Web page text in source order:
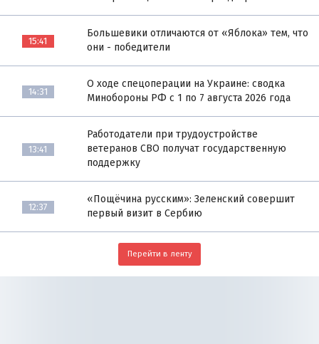
15:41
Большевики отличаются от «Яблока» тем, что
они - победители
14:31
О ходе спецоперации на Украине: сводка
Минобороны РФ с 1 по 7 августа 2026 года
13:41
Работодатели при трудоустройстве
ветеранов СВО получат государственную
поддержку
12:37
«Пощёчина русским»: Зеленский совершит
первый визит в Сербию
Перейти в ленту